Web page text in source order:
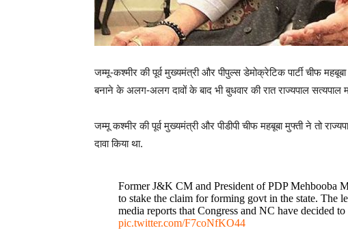
जम्मू-कश्मीर की पूर्व मुख्यमंत्री और पीपुल्स डेमोक्रेटिक पार्टी चीफ
बनाने के अलग-अलग दावों के बाद भी बुधवार की रात राज्यपाल
जम्मू कश्मीर की पूर्व मुख्यमंत्री और पीडीपी चीफ महबूबा मुफ्ती ने तो
दावा किया था.
Former J&K CM and President of PDP Mehbooba
to stake the claim for forming govt in the state. The
media reports that Congress and NC have decided
pic.twitter.com/F7coNfKO44